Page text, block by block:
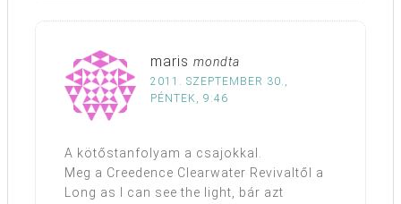
maris mondta
2011. SZEPTEMBER 30.,
PÉNTEK, 9:46
A kötőstanfolyam a csajokkal.
Meg a Creedence Clearwater Revivaltől a
Long as I can see the light, bár azt